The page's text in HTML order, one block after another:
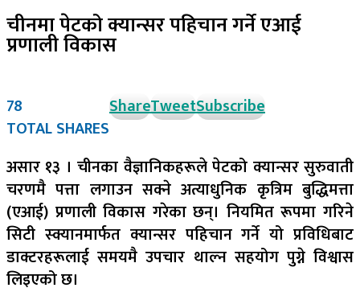
चीनमा पेटको क्यान्सर पहिचान गर्ने एआई
प्रणाली विकास
78
TOTAL SHARES
ShareTweetSubscribe
असार १३ । चीनका वैज्ञानिकहरूले पेटको क्यान्सर सुरुवाती
चरणमै पत्ता लगाउन सक्ने अत्याधुनिक कृत्रिम बुद्धिमत्ता
(एआई) प्रणाली विकास गरेका छन्। नियमित रूपमा गरिने
सिटी स्क्यानमार्फत क्यान्सर पहिचान गर्ने यो प्रविधिबाट
डाक्टरहरूलाई समयमै उपचार थाल्न सहयोग पुग्ने विश्वास
लिइएको छ।